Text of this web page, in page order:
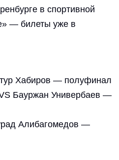
в спортивной
— билеты уже в
Хабиров — полуфинал
Бауржан Универбаев —
Алибагомедов —